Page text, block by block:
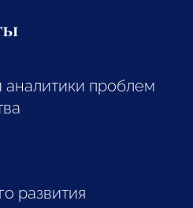
аналитики проблем
развития